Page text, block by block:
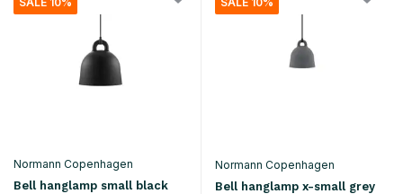
Normann Copenhagen
Bell hanglamp small black
Normann Copenhagen
Bell hanglamp x-small grey